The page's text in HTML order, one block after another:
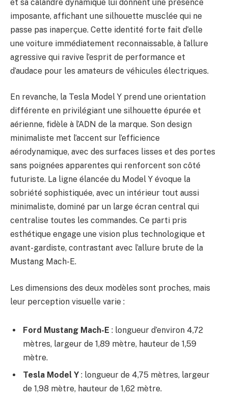
et sa calandre dynamique lui donnent une présence
imposante, affichant une silhouette musclée qui ne
passe pas inaperçue. Cette identité forte fait d’elle
une voiture immédiatement reconnaissable, à l’allure
agressive qui ravive l’esprit de performance et
d’audace pour les amateurs de véhicules électriques.
En revanche, la Tesla Model Y prend une orientation
différente en privilégiant une silhouette épurée et
aérienne, fidèle à l’ADN de la marque. Son design
minimaliste met l’accent sur l’efficience
aérodynamique, avec des surfaces lisses et des portes
sans poignées apparentes qui renforcent son côté
futuriste. La ligne élancée du Model Y évoque la
sobriété sophistiquée, avec un intérieur tout aussi
minimaliste, dominé par un large écran central qui
centralise toutes les commandes. Ce parti pris
esthétique engage une vision plus technologique et
avant-gardiste, contrastant avec l’allure brute de la
Mustang Mach-E.
Les dimensions des deux modèles sont proches, mais
leur perception visuelle varie :
Ford Mustang Mach-E : longueur d’environ 4,72
mètres, largeur de 1,89 mètre, hauteur de 1,59
mètre.
Tesla Model Y : longueur de 4,75 mètres, largeur
de 1,98 mètre, hauteur de 1,62 mètre.